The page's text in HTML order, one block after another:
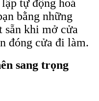
tự động hoá
bằng những
sẵn khi mở cửa
đóng cửa đi làm.
sang trọng